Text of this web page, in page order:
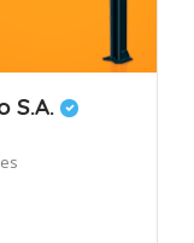
S.A.